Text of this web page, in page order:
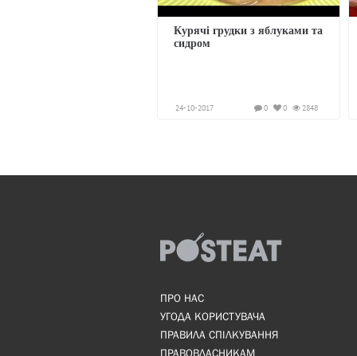
Курячі грудки з яблуками та
сидром
24-10-2017 2848
0
0
ПРО НАС
УГОДА КОРИСТУВАЧА
ПРАВИЛА СПІЛКУВАННЯ
ПРАВОВЛАСНИКАМ